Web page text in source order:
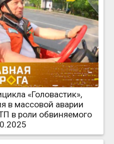
«Головастик»,
в массовой аварии
в роли обвиняемого